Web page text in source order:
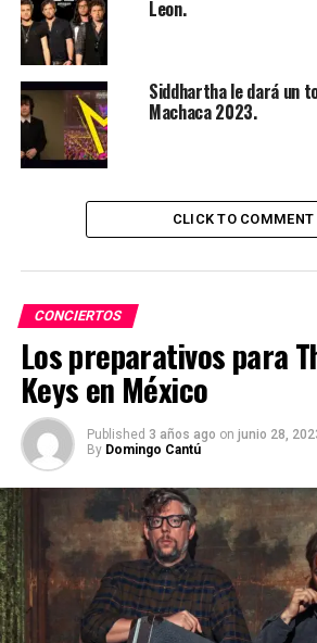
Leon.
Siddhartha le dará un
Machaca 2023.
CLICK TO COMMENT
CONCIERTOS
Los preparativos para
Keys en México
Published 3 años ago on junio 28,
By Domingo Cantú